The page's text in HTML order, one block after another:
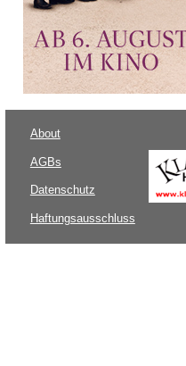
About
AGBs
Datenschutz
Haftungsausschluss